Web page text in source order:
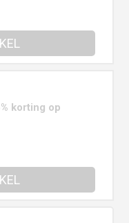
korting op